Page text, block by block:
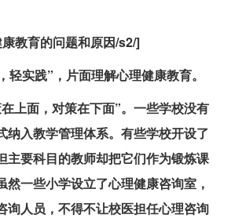
教育的问题和原因/s2/]
轻实践”，片面理解心理健康教育。
上面，对策在下面”。一些学校没有
纳入教学管理体系。有些学校开设了
主要科目的教师却把它们作为锻炼课
然一些小学设立了心理健康咨询室，
询人员，不得不让校医担任心理咨询